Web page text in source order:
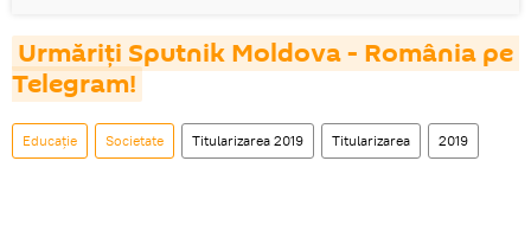
Urmăriți Sputnik Moldova - România pe
Telegram!
Educație Societate Titularizarea 2019 Titularizarea 2019